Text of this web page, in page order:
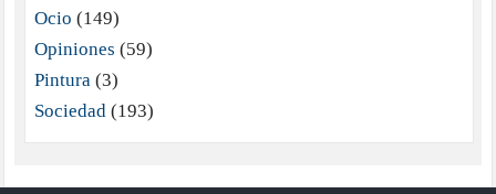
Ocio (149)
Opiniones (59)
Pintura(3)
Sociedad(193)